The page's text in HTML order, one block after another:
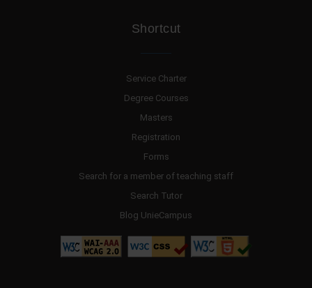
Shortcut
Service Charter
Degree Courses
Masters
Registration
Forms
Search for a member of teaching staff
Search Tutor
Blog UnieCampus